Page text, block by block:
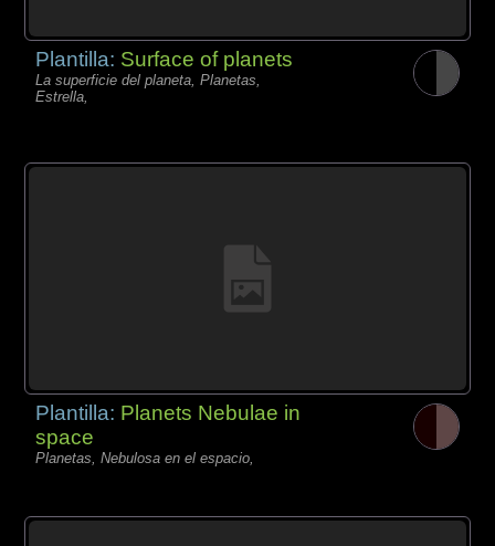
Plantilla: Surface of planets
La superficie del planeta, Planetas,
Estrella,
Plantilla: Planets Nebulae in
space
Planetas, Nebulosa en el espacio,